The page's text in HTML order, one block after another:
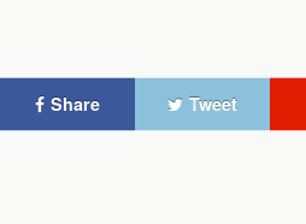
Share Tweet